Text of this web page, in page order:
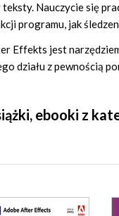
teksty. Nauczycie się
programu, jak
Effekts jest
działu z pewnością
ebooki z